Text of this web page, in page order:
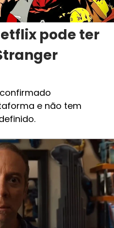
pode ter
e não tem